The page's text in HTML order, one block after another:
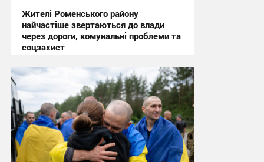
Жителі Роменського району
найчастіше звертаються до влади
через дороги, комунальні проблеми та
соцзахист